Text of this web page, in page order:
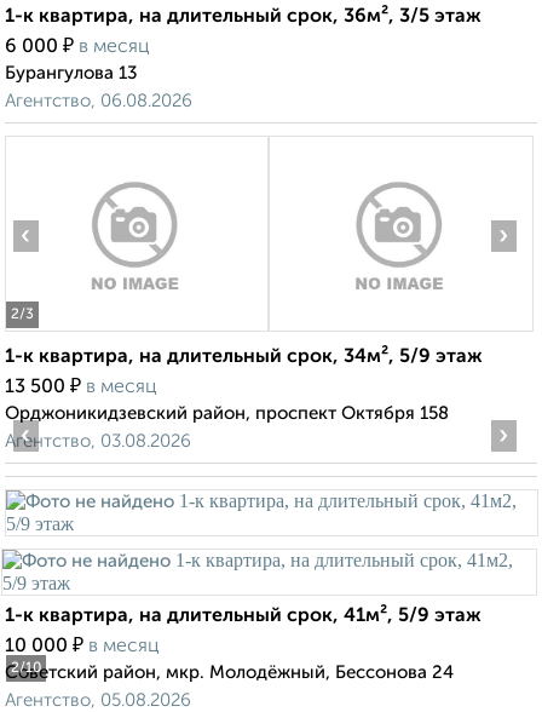
1-к квартира, на длительный срок, 36м², 3/5 этаж
6 000 ₽ в месяц
Бурангулова 13
Агентство, 06.08.2026
2/3
‹ ›
1-к квартира, на длительный срок, 34м², 5/9 этаж
13 500 ₽ в месяц
Орджоникидзевский район, проспект Октября 158
Агентство, 03.08.2026
2/10
‹ ›
1-к квартира, на длительный срок, 41м², 5/9 этаж
10 000 ₽ в месяц
Советский район, мкр. Молодёжный, Бессонова 24
Агентство, 05.08.2026